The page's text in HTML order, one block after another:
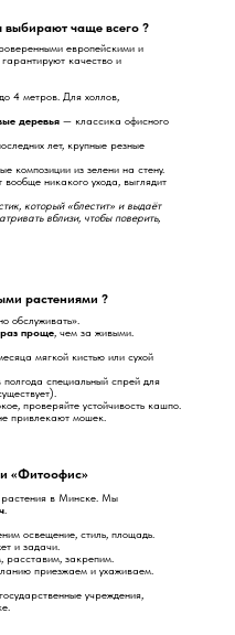
растения в Минске. Мы
освещение, стиль, площадь.
и задачи.
расставим, закрепим.
приезжаем и ухаживаем.
учреждения,
растениями ?
обслуживать».
проще , чем за живыми.
мягкой кистью или сухой
специальный спрей для
проверяйте устойчивость кашпо.
привлекают мошек.
европейскими и
качество и
4 метров. Для холлов,
деревья — классика офисного
лет, крупные резные
композиции из зелени на стену.
вообще никакого ухода, выглядит
который «блестит» и выдаёт
вблизи, чтобы поверить,
выбирают чаще всего ?
«Фитоофис»